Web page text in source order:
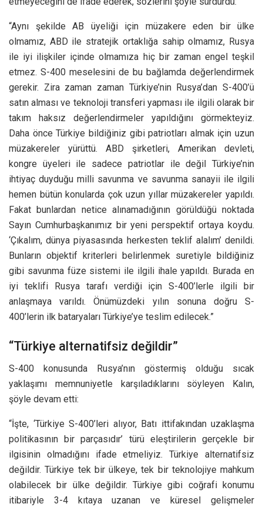
“Aynı şekilde AB üyeliği için müzakere eden bir ülke
olmamız, ABD ile stratejik ortaklığa sahip olmamız, Rusya
ile iyi ilişkiler içinde olmamıza hiç bir zaman engel teşkil
etmez. S-400 meselesini de bu bağlamda değerlendirmek
gerekir. Zira zaman zaman Türkiye’nin Rusya’dan S-400’ü
satın alması ve teknoloji transferi yapması ile ilgili olarak bir
takım haksız değerlendirmeler yapıldığını görmekteyiz.
Daha önce Türkiye bildiğiniz gibi patriotları almak için uzun
müzakereler yürüttü. ABD şirketleri, Amerikan devleti,
kongre üyeleri ile sadece patriotlar ile değil Türkiye’nin
ihtiyaç duyduğu milli savunma ve savunma sanayii ile ilgili
hemen bütün konularda çok uzun yıllar müzakereler yapıldı.
Fakat bunlardan netice alınamadığının görüldüğü noktada
Sayın Cumhurbaşkanımız bir yeni perspektif ortaya koydu.
‘Çıkalım, dünya piyasasında herkesten teklif alalım’ denildi.
Bunların objektif kriterleri belirlenmek suretiyle bildiğiniz
gibi savunma füze sistemi ile ilgili ihale yapıldı. Burada en
iyi teklifi Rusya tarafı verdiği için S-400’lerle ilgili bir
anlaşmaya varıldı. Önümüzdeki yılın sonuna doğru S-
400’lerin ilk bataryaları Türkiye’ye teslim edilecek.”
“Türkiye alternatifsiz değildir”
S-400 konusunda Rusya’nın göstermiş olduğu sıcak
yaklaşımı memnuniyetle karşıladıklarını söyleyen Kalın,
şöyle devam etti:
“İşte, ‘Türkiye S-400’leri alıyor, Batı ittifakından uzaklaşma
politikasının bir parçasıdır’ türü eleştirilerin gerçekle bir
ilgisinin olmadığını ifade etmeliyiz. Türkiye alternatifsiz
değildir. Türkiye tek bir ülkeye, tek bir teknolojiye mahkum
olabilecek bir ülke değildir. Türkiye gibi coğrafi konumu
itibariyle 3-4 kıtaya uzanan ve küresel gelişmeler